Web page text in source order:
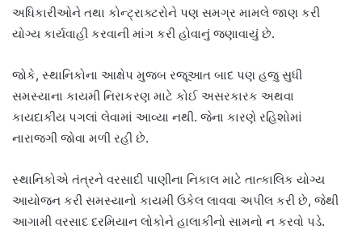
અધિકારીઓને તથા કોન્ટ્રાક્ટરોને પણ સમગ્ર મામલે જાણ કરી
યોગ્ય કાર્યવાહી કરવાની માંગ કરી હોવાનું જણાવાયું છે.
જોકે, સ્થાનિકોના આક્ષેપ મુજબ રજૂઆત બાદ પણ હજુ સુધી
સમસ્યાના કાયમી નિરાકરણ માટે કોઈ અસરકારક અથવા
કાયદાકીય પગલાં લેવામાં આવ્યા નથી. જેના કારણે રહિશોમાં
નારાજગી જોવા મળી રહી છે.
સ્થાનિકોએ તંત્રને વરસાદી પાણીના નિકાલ માટે તાત્કાલિક યોગ્ય
આયોજન કરી સમસ્યાનો કાયમી ઉકેલ લાવવા અપીલ કરી છે, જેથી
આગામી વરસાદ દરમિયાન લોકોને હાલાકીનો સામનો ન કરવો પડે.